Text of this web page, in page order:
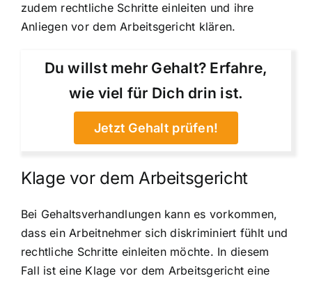
zudem rechtliche Schritte einleiten und ihre
Anliegen vor dem Arbeitsgericht klären.
Du willst mehr Gehalt? Erfahre,
wie viel für Dich drin ist.
Jetzt Gehalt prüfen!
Klage vor dem Arbeitsgericht
Bei Gehaltsverhandlungen kann es vorkommen,
dass ein Arbeitnehmer sich diskriminiert fühlt und
rechtliche Schritte einleiten möchte. In diesem
Fall ist eine Klage vor dem Arbeitsgericht eine